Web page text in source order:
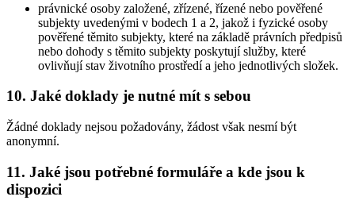
právnické osoby založené, zřízené, řízené nebo pověřené
subjekty uvedenými v bodech 1 a 2, jakož i fyzické osoby
pověřené těmito subjekty, které na základě právních předpisů
nebo dohody s těmito subjekty poskytují služby, které
ovlivňují stav životního prostředí a jeho jednotlivých složek.
10. Jaké doklady je nutné mít s sebou
Žádné doklady nejsou požadovány, žádost však nesmí být
anonymní.
11. Jaké jsou potřebné formuláře a kde jsou k
dispozici